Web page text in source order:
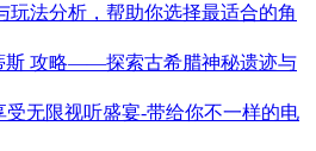
玩法分析，帮助你选择最适合的角
斯 攻略——探索古希腊神秘遗迹与
无限视听盛宴-带给你不一样的电